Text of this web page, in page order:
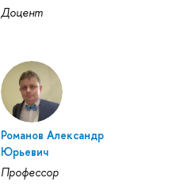
Доцент
Романов Александр
Юрьевич
Профессор